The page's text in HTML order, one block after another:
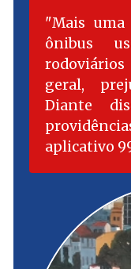
Mais uma
ônibus
geral,
Diante
aplicativo